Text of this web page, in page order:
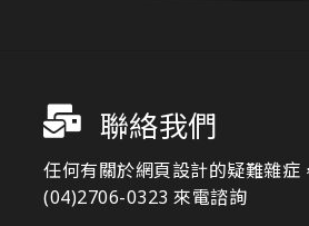
聯絡我們
任何有關於網頁設計的疑難雜症
(04)2706-0323 來電諮詢